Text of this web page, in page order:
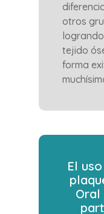
otros
tejido
forma
El